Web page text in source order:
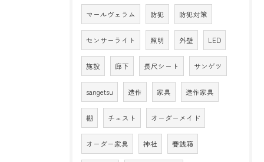
マールヴェラム 防犯 防犯対策
センサーライト 照明 外壁 LED
施設 廊下 長尺シート サンゲツ
sangetsu 造作 家具 造作家具
棚 チェスト オーダーメイド
オーダー家具 神社 賽銭箱